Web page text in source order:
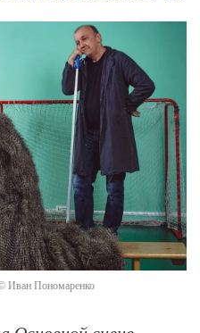
Иван Пономаренко